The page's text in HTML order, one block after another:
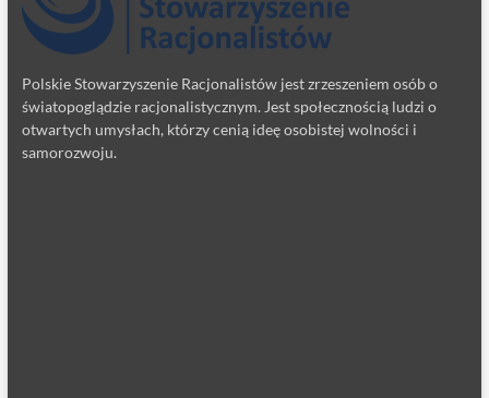
Polskie Stowarzyszenie Racjonalistów jest zrzeszeniem osób o
światopoglądzie racjonalistycznym. Jest społecznością ludzi o
otwartych umysłach, którzy cenią ideę osobistej wolności i
samorozwoju.